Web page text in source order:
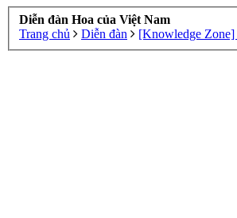
Diễn đàn Hoa của Việt Nam
Trang chủ
Diễn đàn [Knowledge